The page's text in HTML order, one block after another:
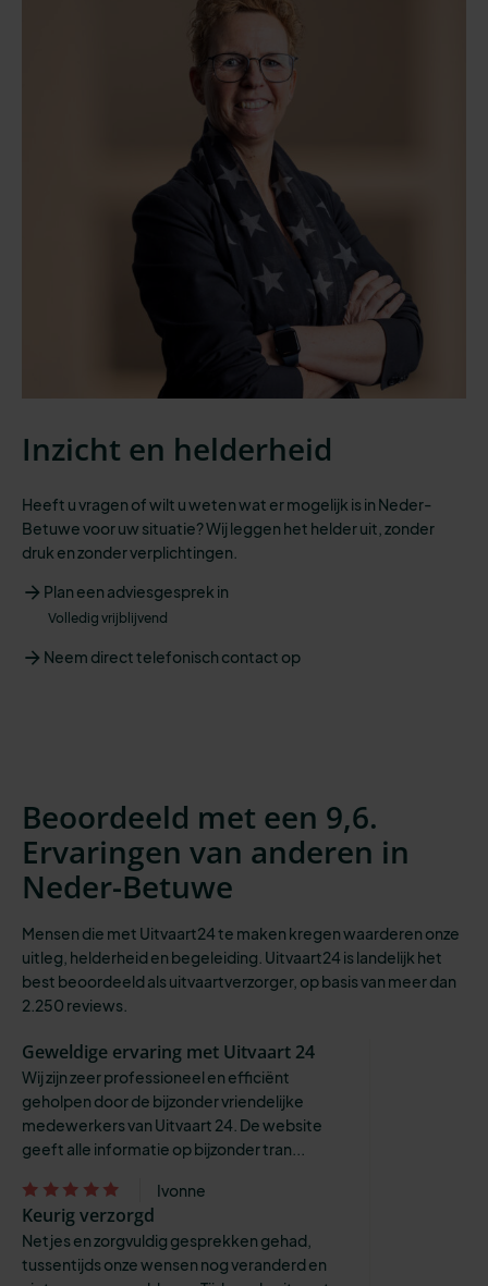
Inzicht en helderheid
Heeft u vragen of wilt u weten wat er mogelijk is in Neder-
Betuwe voor uw situatie? Wij leggen het helder uit, zonder
druk en zonder verplichtingen.
Plan een adviesgesprek in
Volledig vrijblijvend
Neem direct telefonisch contact op
Beoordeeld met een 9,6.
Ervaringen van anderen in
Neder-Betuwe
Mensen die met Uitvaart24 te maken kregen waarderen onze
uitleg, helderheid en begeleiding. Uitvaart24 is landelijk het
best beoordeeld als uitvaartverzorger, op basis van meer dan
2.250 reviews.
Geweldige ervaring met Uitvaart 24
Wij zijn zeer professioneel en efficiënt
geholpen door de bijzonder vriendelijke
medewerkers van Uitvaart 24. De website
geeft alle informatie op bijzonder tran...
Ivonne
Keurig verzorgd
Netjes en zorgvuldig gesprekken gehad,
tussentijds onze wensen nog veranderd en